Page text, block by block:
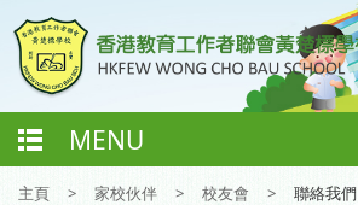
MENU
主頁 > 家校伙伴 > 校友會 > 聯絡我們